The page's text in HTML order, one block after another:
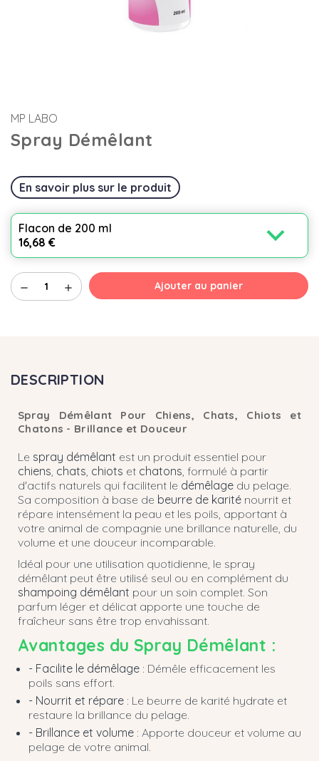
MP LABO
Spray Démêlant
En savoir plus sur le produit
Flacon de 200 ml
16,68 €
expand_more
remove add Ajouter au panier
DESCRIPTION
Spray Démêlant Pour Chiens, Chats, Chiots et
Chatons - Brillance et Douceur
Le spray démêlant est un produit essentiel pour
chiens chats chiots et chatons , formulé à partir
d'actifs naturels qui facilitent le démêlage du pelage.
Sa composition à base de beurre de karité nourrit et
répare intensément la peau et les poils, apportant à
votre animal de compagnie une brillance naturelle, du
volume et une douceur incomparable.
Idéal pour une utilisation quotidienne, le spray
démêlant peut être utilisé seul ou en complément du
shampoing démêlant pour un soin complet. Son
parfum léger et délicat apporte une touche de
fraîcheur sans être trop envahissant.
Avantages du Spray Démêlant :
- Facilite le démêlage : Démêle efficacement les
poils sans effort.
- Nourrit et répare : Le beurre de karité hydrate et
restaure la brillance du pelage.
- Brillance et volume : Apporte douceur et volume au
pelage de votre animal.